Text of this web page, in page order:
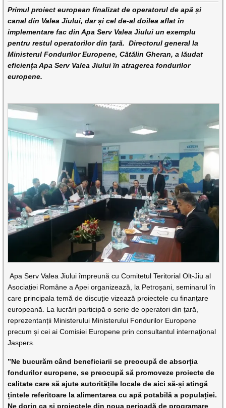
Primul proiect european finalizat de operatorul de apă și
canal din Valea Jiului, dar și cel de-al doilea aflat în
implementare fac din Apa Serv Valea Jiului un exemplu
pentru restul operatorilor din țară. Directorul general la
Ministerul Fondurilor Europene, Cătălin Gheran, a lăudat
eficiența Apa Serv Valea Jiului în atragerea fondurilor
europene.
Apa Serv Valea Jiului împreună cu Comitetul Teritorial Olt-Jiu al
Asociației Române a Apei organizează, la Petroșani, seminarul în
care principala temă de discuție vizează proiectele cu finanțare
europeană. La lucrări participă o serie de operatori din țară,
reprezentanții Ministerului Ministerului Fondurilor Europene
precum și cei ai Comisiei Europene prin consultantul internaţional
Jaspers.
”Ne bucurăm când beneficiarii se preocupă de absorția
fondurilor europene, se preocupă să promoveze proiecte de
calitate care să ajute autoritățile locale de aici să-și atingă
țintele referitoare la alimentarea cu apă potabilă a populației.
Ne dorin ca și proiectele din noua perioadă de programare